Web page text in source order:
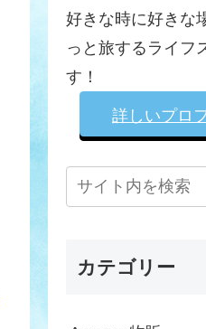
好きな時に好きな
っと旅するライフ
す！
詳しいプロ
カテゴリー